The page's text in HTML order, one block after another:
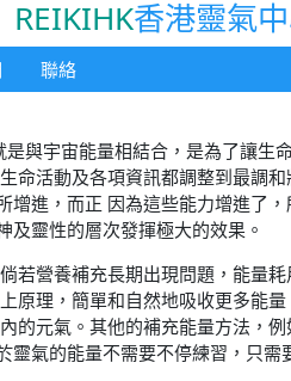
REIKIHK香港靈氣
聯絡
是與宇宙能量相結合，是為了讓
命活動及各項資訊都調整到最調
進，而正 因為這些能力增進了
及靈性的層次發揮極大的效果。
若營養補充長期出現問題，能量
原理，簡單和自然地吸收更多能
的元氣。其他的補充能量方法，
氣的能量不需要不停練習，只需